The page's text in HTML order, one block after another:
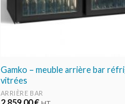
Gamko – meuble arrière bar
vitrées
ARRIÈRE BAR